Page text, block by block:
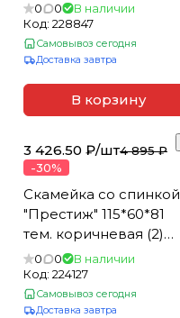
0 0
В наличии
Код: 228847
Самовывоз сегодня
Доставка завтра
В корзину
3 426.50 ₽/шт4 895 ₽
-30%
Скамейка со спинкой
"Престиж" 115*60*81
тем. коричневая (2)
М5932
0 0
В наличии
Код: 224127
Самовывоз сегодня
Доставка завтра